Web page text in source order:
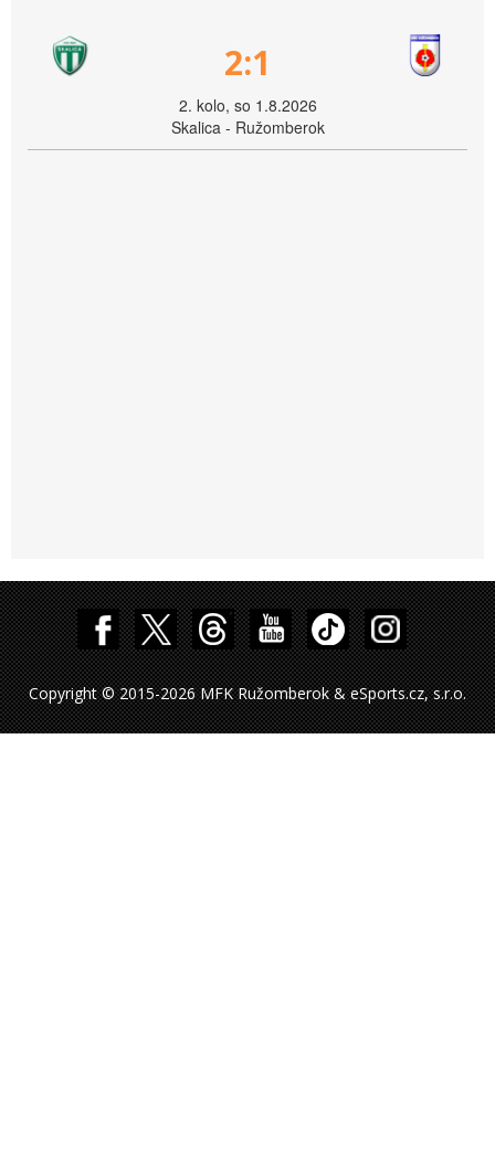
2:1
2. kolo, so 1.8.2026
Skalica - Ružomberok
Copyright © 2015-2026 MFK Ružomberok & eSports.cz, s.r.o.